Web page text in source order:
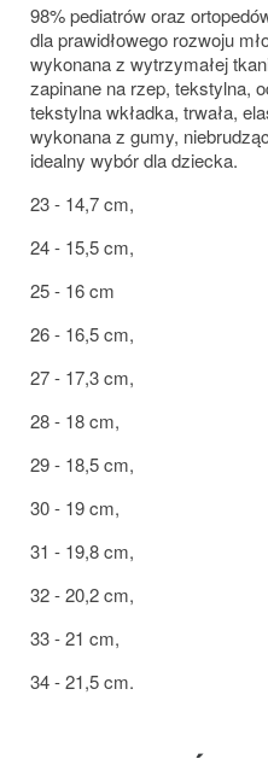
98% pediatrów oraz
dla prawidłowego rozwoju
wykonana z wytrzymałej
zapinane na rzep, tekstylna,
tekstylna wkładka, trwała,
wykonana z gumy,
idealny wybór dla dziecka.
23 - 14,7 cm,
24 - 15,5 cm,
25 - 16 cm
26 - 16,5 cm,
27 - 17,3 cm,
28 - 18 cm,
29 - 18,5 cm,
30 - 19 cm,
31 - 19,8 cm,
32 - 20,2 cm,
33 - 21 cm,
34 - 21,5 cm.